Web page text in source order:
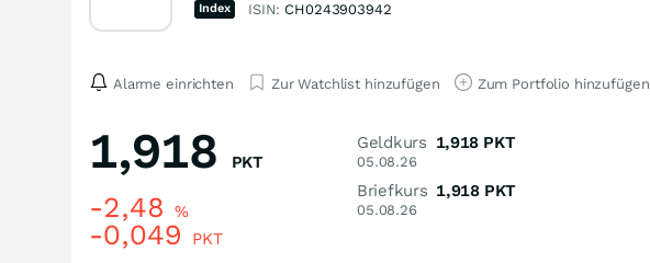
Index ISIN: CH0243903942
Alarme einrichten Zur Watchlist hinzufügen Zum Portfolio hinzufügen
1,918 PKT
-2,48 %
-0,049 PKT
Geldkurs
05.08.26
1,918 PKT
Briefkurs
05.08.26
1,918 PKT